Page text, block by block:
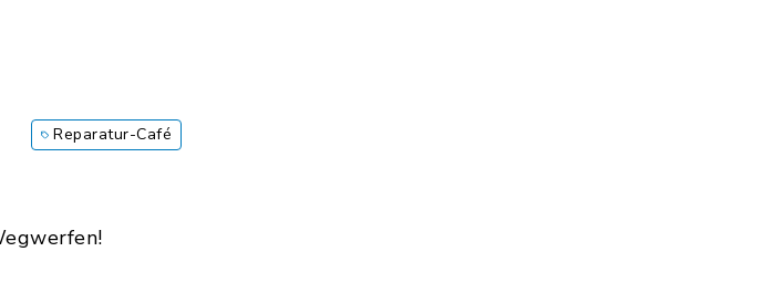
Reparatur-Café